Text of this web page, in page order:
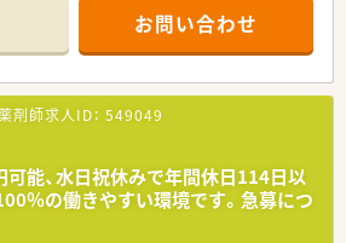
安定した経営基盤が魅力です。
固な信頼関係を活かしたマンツーマンでの出
関との連携が非常にスムーズです。
人物像について】
サービスをさらに充実させていくため、体制
増員募集となります。
の方や、出産・育児などで業務にブランクが
歓迎しております。
スタッフと円滑なコミュニケーションを取
大切にできる方を求めています。
お問い合わせ
剤師求人ID： 549049
可能、水日祝休みで年間休日114日以
％の働きやすい環境です。急募につ